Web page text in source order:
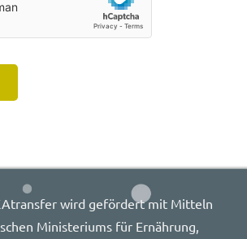
wird gefördert mit Mitteln
Ministeriums für Ernährung,